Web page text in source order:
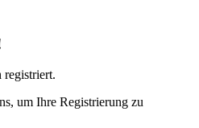
registriert.
um Ihre Registrierung zu